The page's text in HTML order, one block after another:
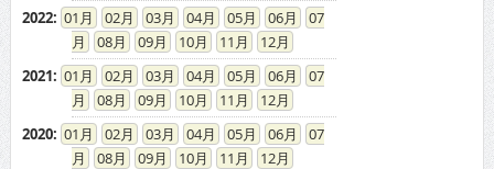
2022: 01 02 03 04 05 06
07
08
09 10 11
12
2021: 01 02 03 04 05 06
07
08
09 10 11
12
2020: 01 02 03 04 05 06
07
08
09 10 11
12